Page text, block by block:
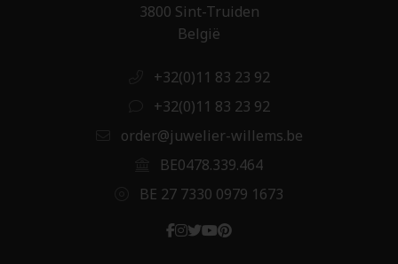
3800 Sint-Truiden
België
+32(0)11 83 23 92
+32(0)11 83 23 92
order@juwelier-willems.be
BE0478.339.464
BE 27 7330 0979 1673